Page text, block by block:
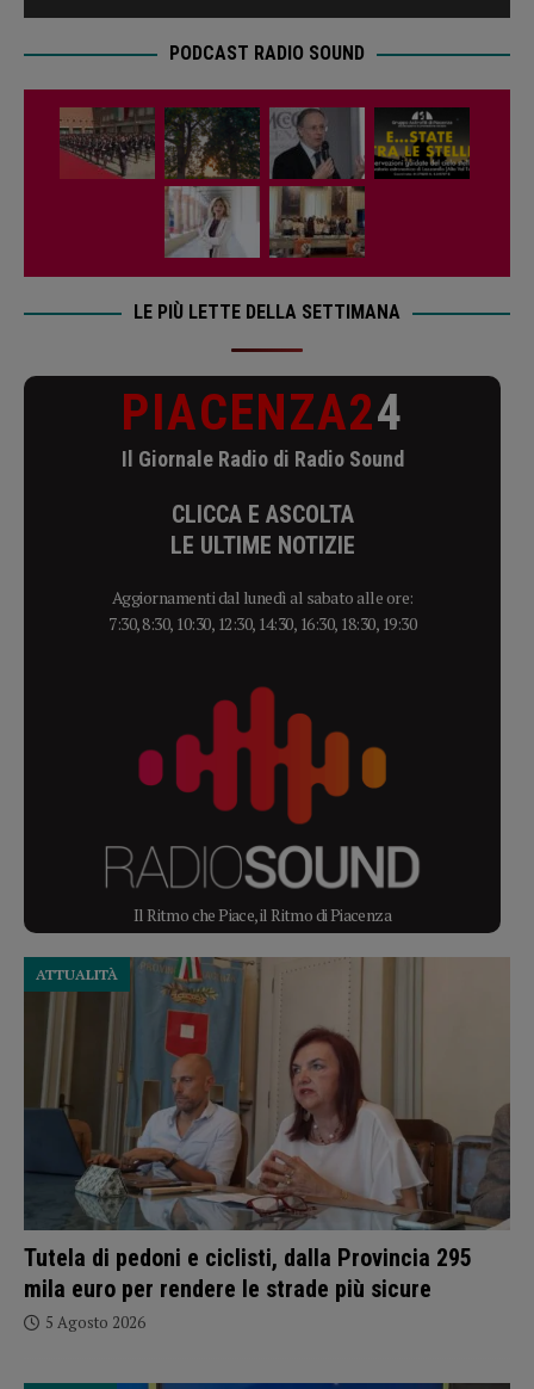
PODCAST RADIO SOUND
LE PIÙ LETTE DELLA SETTIMANA
PIACENZA24
Il Giornale Radio di Radio Sound
CLICCA E ASCOLTA
LE ULTIME NOTIZIE
Aggiornamenti dal lunedì al sabato alle ore:
7:30, 8:30, 10:30, 12:30, 14:30, 16:30, 18:30, 19:30
Il Ritmo che Piace, il Ritmo di Piacenza
Tutela di pedoni e ciclisti, dalla Provincia 295
mila euro per rendere le strade più sicure
ATTUALITÀ
5 Agosto 2026